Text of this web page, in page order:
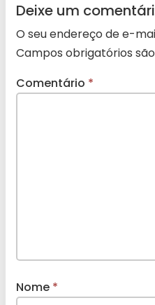
Deixe um
O seu endereço de e-
Campos obrigatórios
Comentário *
Nome *